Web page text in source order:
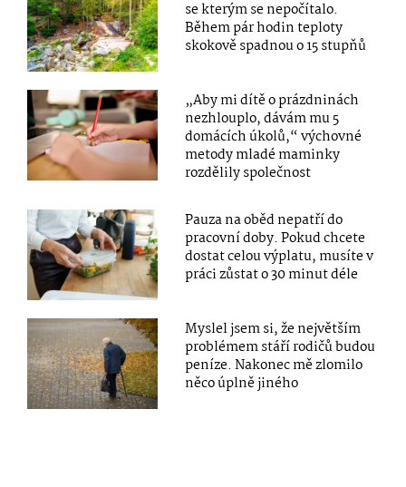
se kterým se nepočítalo.
Během pár hodin teploty
skokově spadnou o 15 stupňů
„Aby mi dítě o prázdninách
nezhlouplo, dávám mu 5
domácích úkolů,“ výchovné
metody mladé maminky
rozdělily společnost
Pauza na oběd nepatří do
pracovní doby. Pokud chcete
dostat celou výplatu, musíte v
práci zůstat o 30 minut déle
Myslel jsem si, že největším
problémem stáří rodičů budou
peníze. Nakonec mě zlomilo
něco úplně jiného